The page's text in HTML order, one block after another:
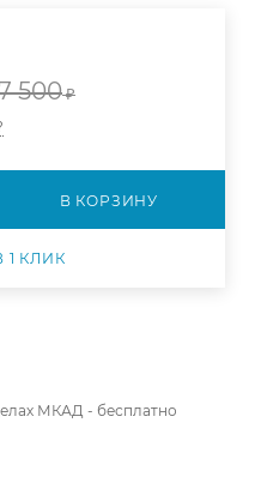
500₽
В КОРЗИНУ
1 КЛИК
МКАД - бесплатно